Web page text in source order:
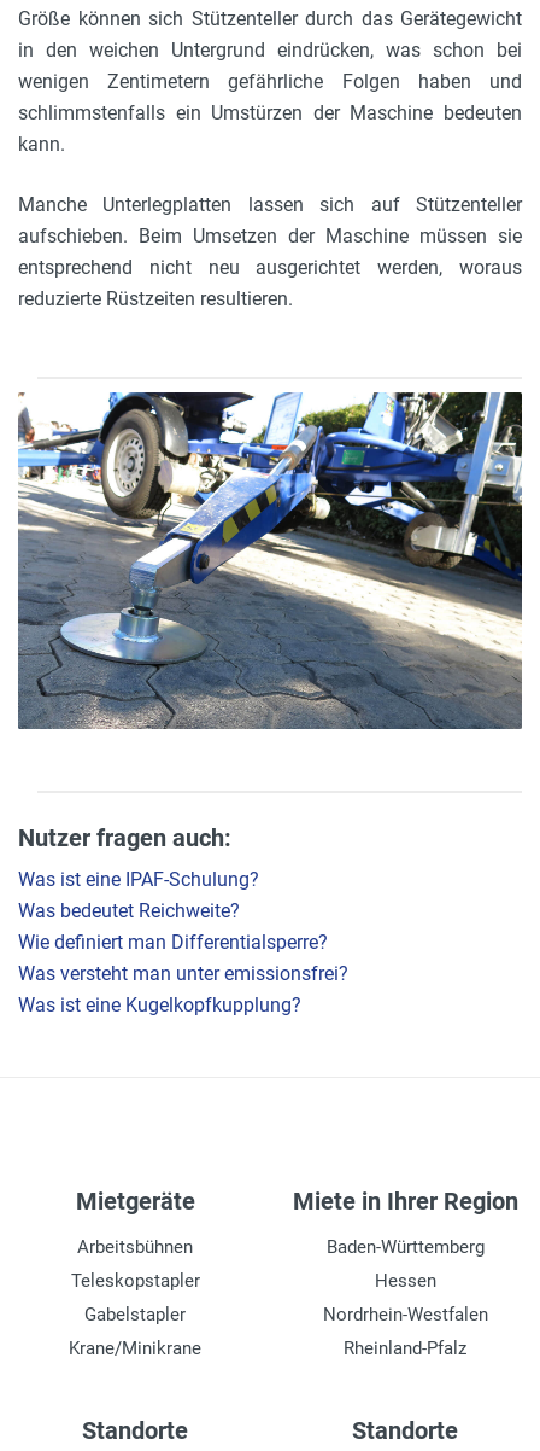
Größe können sich Stützenteller durch das Gerätegewicht
in den weichen Untergrund eindrücken, was schon bei
wenigen Zentimetern gefährliche Folgen haben und
schlimmstenfalls ein Umstürzen der Maschine bedeuten
kann.
Manche Unterlegplatten lassen sich auf Stützenteller
aufschieben. Beim Umsetzen der Maschine müssen sie
entsprechend nicht neu ausgerichtet werden, woraus
reduzierte Rüstzeiten resultieren.
Nutzer fragen auch:
Was ist eine IPAF-Schulung?
Was bedeutet Reichweite?
Wie definiert man Differentialsperre?
Was versteht man unter emissionsfrei?
Was ist eine Kugelkopfkupplung?
Mietgeräte
Arbeitsbühnen
Teleskopstapler
Gabelstapler
Krane/Minikrane
Miete in Ihrer Region
Baden-Württemberg
Hessen
Nordrhein-Westfalen
Rheinland-Pfalz
Standorte Standorte